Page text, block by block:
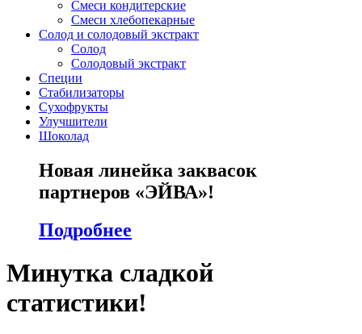
Смеси кондитерские
Смеси хлебопекарные
Солод и солодовый экстракт
Солод
Солодовый экстракт
Специи
Стабилизаторы
Сухофрукты
Улучшители
Шоколад
Новая линейка заквасок
партнеров «ЭЙВА»!
Подробнее
Минутка сладкой
статистики!